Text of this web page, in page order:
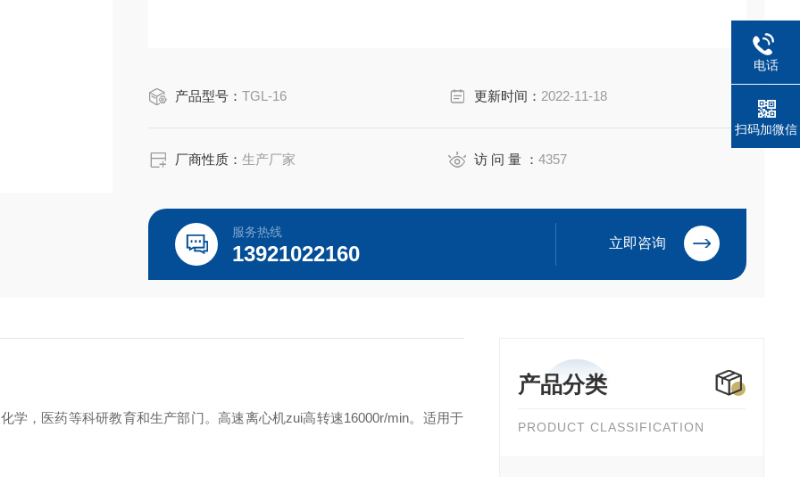
产品型号：TGL-16 更新时间： 2022-11-18
厂商性质：生产厂家 访 问 量 ：4357
服务热线
13921022160 立即咨询
产品分类
PRODUCT CLASSIFICATION
学，医药等科研教育和生产部门。高速离心机zui高转速16000r/min。适用于
电话
扫码加微信